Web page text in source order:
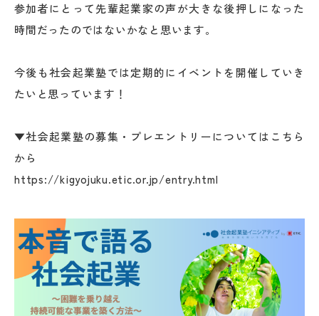
参加者にとって先輩起業家の声が大きな後押しになった
時間だったのではないかなと思います。
今後も社会起業塾では定期的にイベントを開催していき
たいと思っています！
▼社会起業塾の募集・プレエントリーについてはこちら
から
https://kigyojuku.etic.or.jp/entry.html